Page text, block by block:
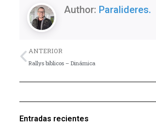
Author: Paralideres.
Previo
ANTERIOR
Rallys bíblicos – Dinámica
Entradas recientes